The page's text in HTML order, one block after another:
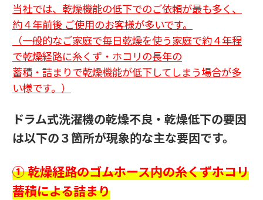
当社では、乾燥機能の低下でのご依頼が最も多く、
約４年前後 ご使用のお客様が多いです。
（一般的なご家庭で毎日乾燥を使う家庭で約４年程
で乾燥経路に糸くず・ホコリの長年の
蓄積・詰まりで乾燥機能が低下してしまう場合が多
い様です。 ）
ドラム式洗濯機の乾燥不良・乾燥低下の要因
は以下の３箇所が現象的な主な要因です。
① 乾燥経路のゴムホース内の糸くずホコリ
蓄積による詰まり